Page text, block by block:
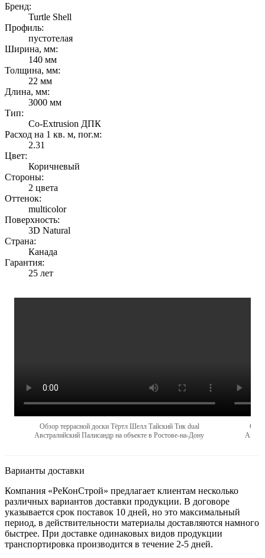
Бренд:
Turtle Shell
Профиль:
пустотелая
Ширина, мм:
140 мм
Толщина, мм:
22 мм
Длина, мм:
3000 мм
Тип:
Co-Extrusion ДПК
Расход на 1 кв. м, пог.м:
2.31
Цвет:
Коричневый
Стороны:
2 цвета
Оттенок:
multicolor
Поверхность:
3D Natural
Страна:
Канада
Гарантия:
25 лет
Обзор террасной доски Тёртл Шелл Тайский Тик dual
Австралийский Палисандр на объекте в Ростове-на-Дону
Варианты доставки
Компания «РеКонСтрой» предлагает клиентам несколько
различных вариантов доставки продукции. В договоре
указывается срок поставок 10 дней, но это максимальный
период, в действительности материалы доставляются намного
быстрее. При доставке одинаковых видов продукции
транспортировка производится в течение 2-5 дней.